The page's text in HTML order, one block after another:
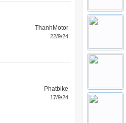
ThanhMotor
22/9/24
Phatbike
17/9/24